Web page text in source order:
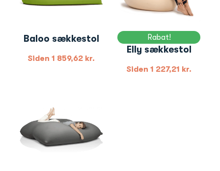
Baloo sækkestol
Siden 1 859,62 kr.
Rabat!
Elly sækkestol
Siden 1 227,21 kr.